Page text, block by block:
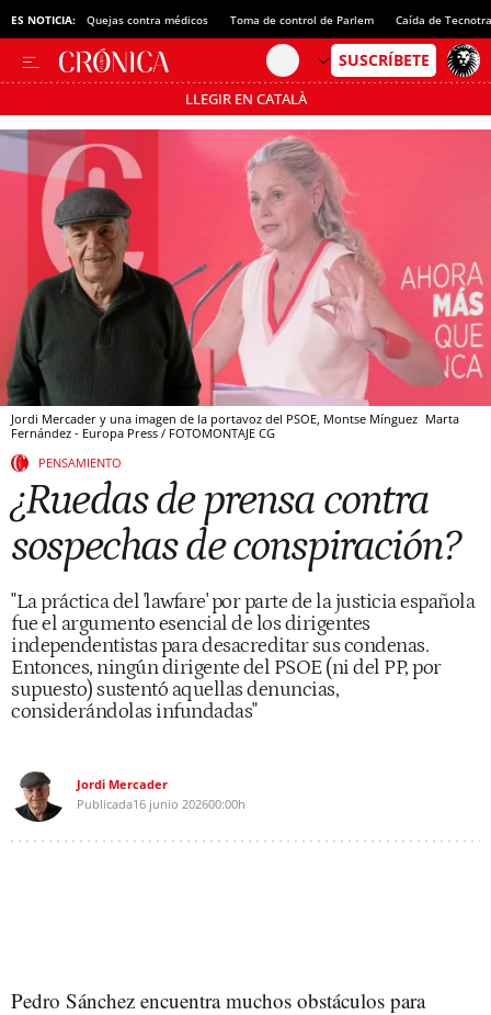
ES NOTICIA: Quejas contra médicos Toma de control de Parlem Caída de
LLEGIR EN CATALÀ
Pásate al MODO AHORRO
Jordi Mercader y una imagen de la portavoz del PSOE, Montse Mínguez Marta
Fernández - Europa Press / FOTOMONTAJE CG
PENSAMIENTO
¿Ruedas de prensa contra
sospechas de conspiración?
"La práctica del 'lawfare' por parte de la justicia española
fue el argumento esencial de los dirigentes
independentistas para desacreditar sus condenas.
Entonces, ningún dirigente del PSOE (ni del PP, por
supuesto) sustentó aquellas denuncias,
considerándolas infundadas"
Jordi Mercader
Publicada16 junio 202600:00h
Pedro Sánchez encuentra muchos obstáculos para